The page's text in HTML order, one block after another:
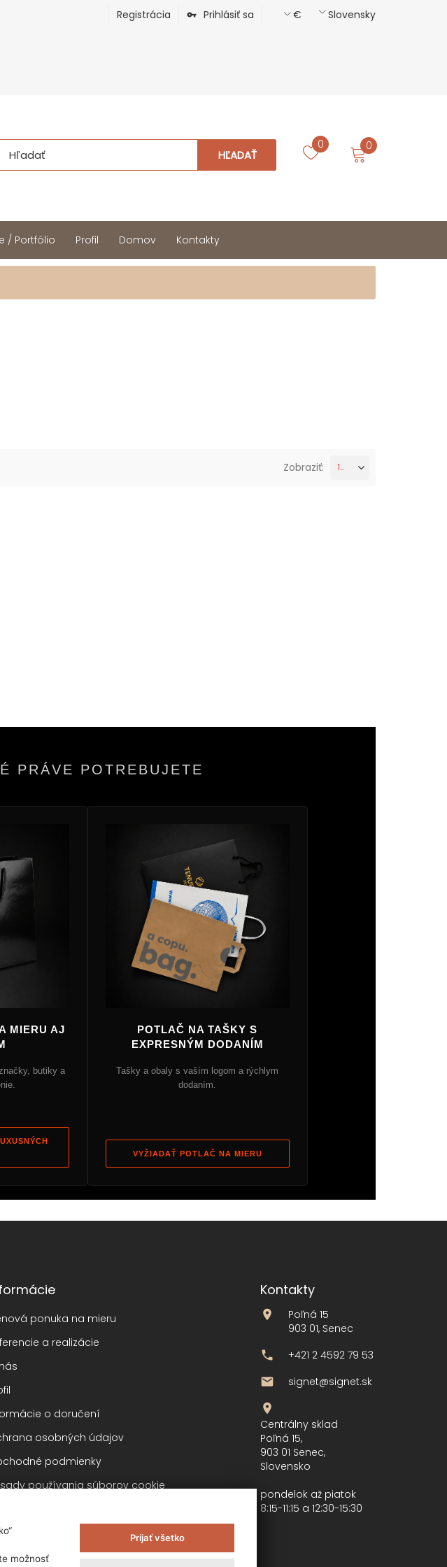
Slovensky
€
Registrácia Prihlásiť sa
0
0
HĽADAŤ
/ Portfólio Profil Domov Kontakty
Zobraziť: 12
PRÁVE POTREBUJETE
MIERU AJ
butiky a
POTLAČ NA TAŠKY S
EXPRESNÝM DODANÍM
Tašky a obaly s vaším logom a rýchlym
dodaním.
VYŽIADAŤ POTLAČ NA MIERU
ponuka na mieru
a realizácie
o doručení
osobných údajov
podmienky
používania súborov cookie
Kontakty
Poľná 15
903 01, Senec
+421 2 4592 79 53
signet@signet.sk
Centrálny sklad
Poľná 15,
903 01 Senec,
Slovensko
pondelok až piatok
8:15-11:15 a 12:30-15:30
možnosť
Prijať všetko